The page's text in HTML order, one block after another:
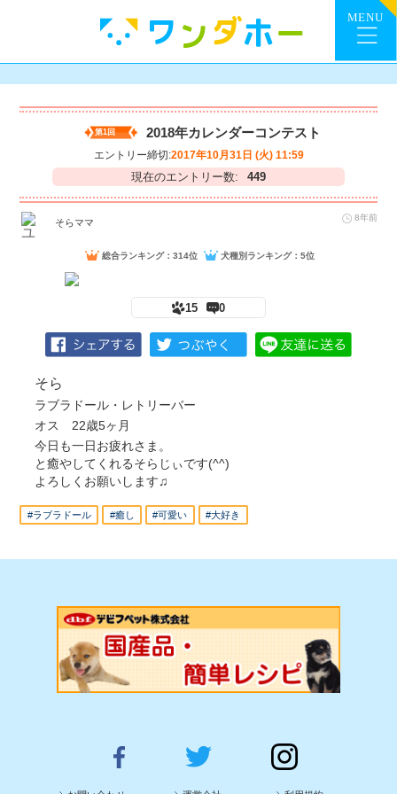
第1回 2018年カレンダーコンテスト
エントリー締切:2017年10月31日 (火) 11:59
現在のエントリー数: 449
そらママ 8年前
総合ランキング：314位 犬種別ランキング：5位
15 0
そら
ラブラドール・レトリーバー
オス 22歳5ヶ月
今日も一日お疲れさま。
と癒やしてくれるそらじぃです(^^)
よろしくお願いします♫
#ラブラドール #癒し #可愛い #大好き